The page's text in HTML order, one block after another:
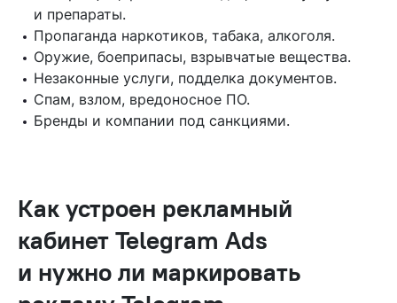
и препараты.
Пропаганда наркотиков, табака, алкоголя.
Оружие, боеприпасы, взрывчатые вещества.
Незаконные услуги, подделка документов.
Спам, взлом, вредоносное ПО.
Бренды и компании под санкциями.
Как устроен рекламный
кабинет Telegram Ads
и нужно ли маркировать